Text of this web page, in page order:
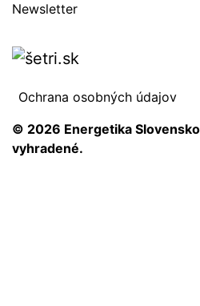
Newsletter
Ochrana osobných údajov
© 2026 Energetika
vyhradené.